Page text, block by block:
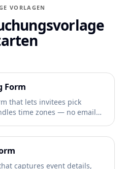
VORLAGEN
Form
that lets invitees pick
time zones — no email
captures event details,